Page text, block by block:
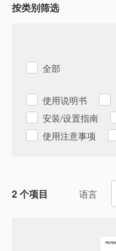
按类别筛选
全部
使用说明书
安装/设置指南
使用注意事项
语言
2个项目